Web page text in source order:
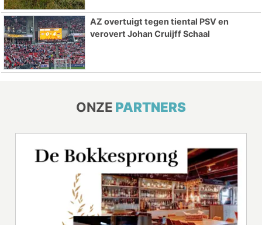
AZ overtuigt tegen tiental PSV en
verovert Johan Cruijff Schaal
ONZE PARTNERS